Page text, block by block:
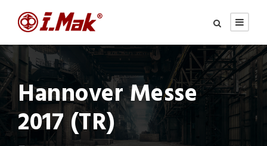
Hannover Messe
2017 (TR)